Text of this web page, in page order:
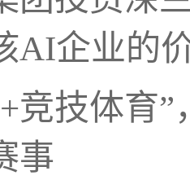
AI企业的
竞技体育
事